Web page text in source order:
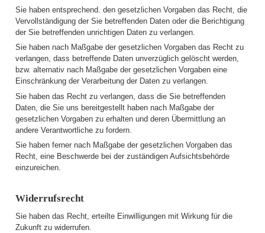
Sie haben entsprechend. den gesetzlichen Vorgaben das Recht, die
Vervollständigung der Sie betreffenden Daten oder die Berichtigung
der Sie betreffenden unrichtigen Daten zu verlangen.
Sie haben nach Maßgabe der gesetzlichen Vorgaben das Recht zu
verlangen, dass betreffende Daten unverzüglich gelöscht werden,
bzw. alternativ nach Maßgabe der gesetzlichen Vorgaben eine
Einschränkung der Verarbeitung der Daten zu verlangen.
Sie haben das Recht zu verlangen, dass die Sie betreffenden
Daten, die Sie uns bereitgestellt haben nach Maßgabe der
gesetzlichen Vorgaben zu erhalten und deren Übermittlung an
andere Verantwortliche zu fordern.
Sie haben ferner nach Maßgabe der gesetzlichen Vorgaben das
Recht, eine Beschwerde bei der zuständigen Aufsichtsbehörde
einzureichen.
Widerrufsrecht
Sie haben das Recht, erteilte Einwilligungen mit Wirkung für die
Zukunft zu widerrufen.